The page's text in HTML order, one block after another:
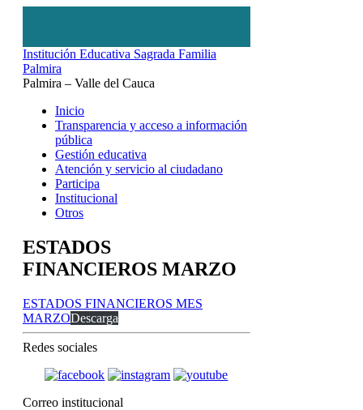
Institución Educativa Sagrada Familia
Palmira
Palmira – Valle del Cauca
Inicio
Transparencia y acceso a información
pública
Gestión educativa
Atención y servicio al ciudadano
Participa
Institucional
Otros
ESTADOS
FINANCIEROS MARZO
ESTADOS FINANCIEROS MES
MARZODescarga
Redes sociales
Correo institucional